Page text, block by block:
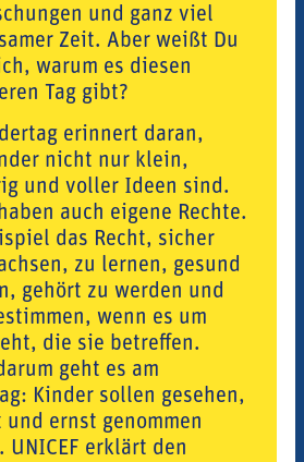
und ganz viel
Zeit. Aber weißt Du
warum es diesen
Tag gibt?
erinnert daran,
nicht nur klein,
und voller Ideen sind.
auch eigene Rechte.
das Recht, sicher
zu lernen, gesund
gehört zu werden und
wenn es um
die sie betreffen.
geht es am
Kinder sollen gesehen,
und ernst genommen
UNICEF erklärt den